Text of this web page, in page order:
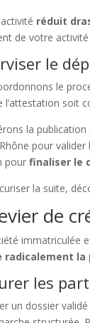
réduit
de votre
le
le
l’attestation soit
la
pour
pourfinaliser le
la suite,
de
immatriculée
radicalement la
les
un dossier